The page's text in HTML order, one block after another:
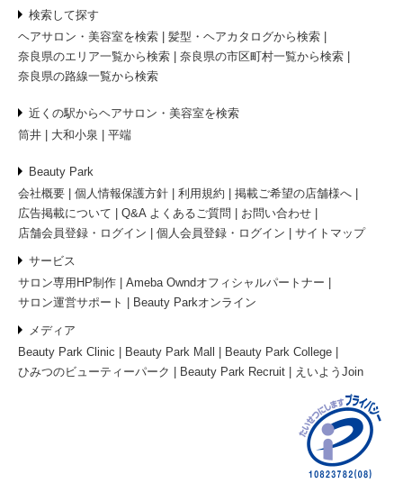
検索して探す
ヘアサロン・美容室を検索
髪型・ヘアカタログから検索
奈良県のエリア一覧から検索
奈良県の市区町村一覧から検索
奈良県の路線一覧から検索
近くの駅からヘアサロン・美容室を検索
筒井
大和小泉 平端
Beauty Park
会社概要
個人情報保護方針 利用規約
掲載ご希望の店舗様へ
広告掲載について
Q&A よくあるご質問
お問い合わせ
店舗会員登録・ログイン
個人会員登録・ログイン サイトマップ
サービス
サロン専用HP制作
Ameba Owndオフィシャルパートナー
サロン運営サポート
Beauty Parkオンライン
メディア
Beauty Park Clinic
Beauty Park Mall
Beauty Park College
ひみつのビューティーパーク
Beauty Park Recruit えいようJoin